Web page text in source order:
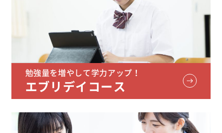
勉強量を増やして学力アップ！
エブリデイコース